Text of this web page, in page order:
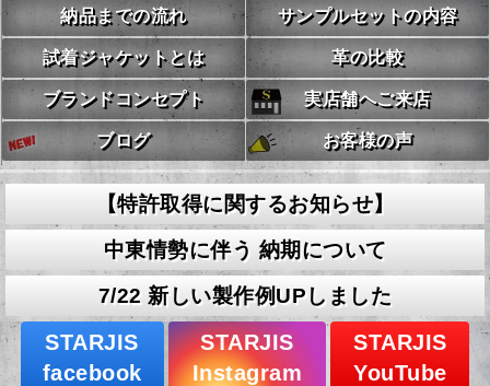
納品までの流れ サンプルセットの内容
試着ジャケットとは 革の比較
ブランドコンセプト 実店舗へご来店
ブログ お客様の声
【特許取得に関するお知らせ】
中東情勢に伴う 納期について
7/22 新しい製作例UPしました
STARJIS
facebook
STARJIS
Instagram
STARJIS
YouTube